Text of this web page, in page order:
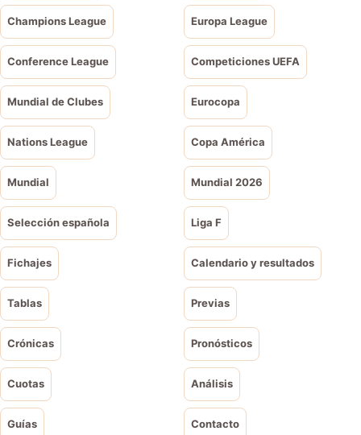
Champions League Europa League
Conference League Competiciones UEFA
Mundial de Clubes Eurocopa
Nations League Copa América
Mundial Mundial 2026
Selección española Liga F
Fichajes Calendario y resultados
Tablas Previas
Crónicas Pronósticos
Cuotas Análisis
Guías Contacto